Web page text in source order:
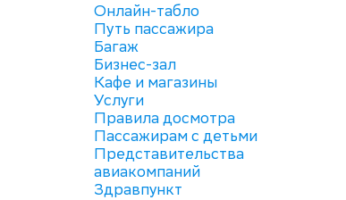
Онлайн-табло
Путь пассажира
Багаж
Бизнес-зал
Кафе и магазины
Услуги
Правила досмотра
Пассажирам с детьми
Представительства
авиакомпаний
Здравпункт